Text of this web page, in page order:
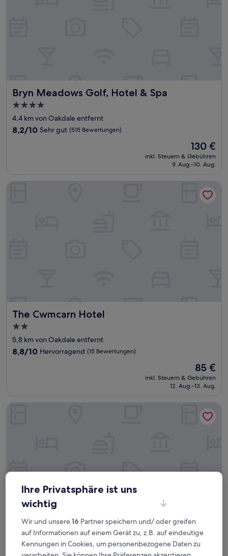
Bryn Meadows Golf, Hotel & Spa
Bryn Meadows Golf, Hotel & Spa
4.0-
Sterne-
Unterkunft
4,4 km von Oakdale entfernt
8.2
Bewertungen)
8,2/10 Sehr gut (515 Bewertungen)
Der
Preis
beträgt
130 €
inkl. Steuern & Gebühren
9. Aug.–10. Aug.
The Cwmcarn Hotel
The Cwmcarn Hotel
2.0-
Sterne-
Unterkunft
5,8 km von Oakdale entfernt
8.8
8,8/10 Hervorragend (15 Bewertungen)
Der
Preis
beträgt
85 €
inkl. Steuern & Gebühren
12. Aug.–13. Aug.
The Cwmcarn Hotel
Llechwen Hall Hotel
Llechwen Hall Hotel
3.0-
Ihre Privatsphäre ist uns
wichtig
Wir und unsere16 Partner speichern und/ oder greifen
auf Informationen auf einem Gerät zu, z.B. auf eindeutige
Kennungen in Cookies, um personenbezogene Daten zu